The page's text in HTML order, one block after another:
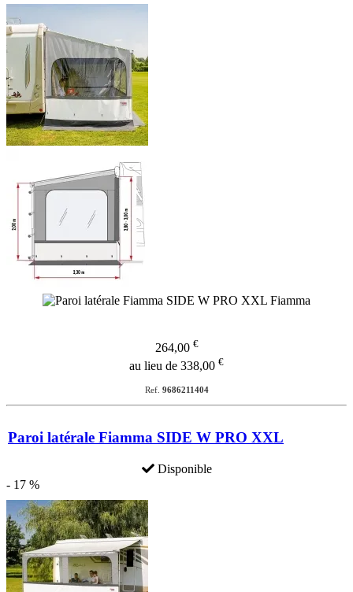
264,00 €
au lieu de 338,00 €
Ref. 9686211404
Paroi latérale Fiamma SIDE W PRO XXL
Disponible
- 17 %